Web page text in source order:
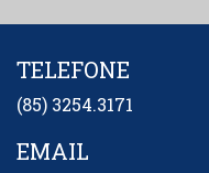
TELEFONE
(85) 3254.3171
EMAIL